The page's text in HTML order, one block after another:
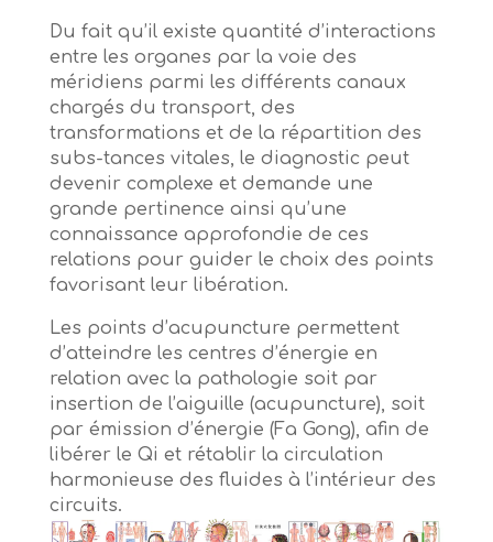
Du fait qu’il existe quantité d’interactions
entre les organes par la voie des
méridiens parmi les différents canaux
chargés du transport, des
transformations et de la répartition des
subs-tances vitales, le diagnostic peut
devenir complexe et demande une
grande pertinence ainsi qu’une
connaissance approfondie de ces
relations pour guider le choix des points
favorisant leur libération.
Les points d’acupuncture permettent
d’atteindre les centres d’énergie en
relation avec la pathologie soit par
insertion de l’aiguille (acupuncture), soit
par émission d’énergie (Fa Gong), afin de
libérer le Qi et rétablir la circulation
harmonieuse des fluides à l’intérieur des
circuits.